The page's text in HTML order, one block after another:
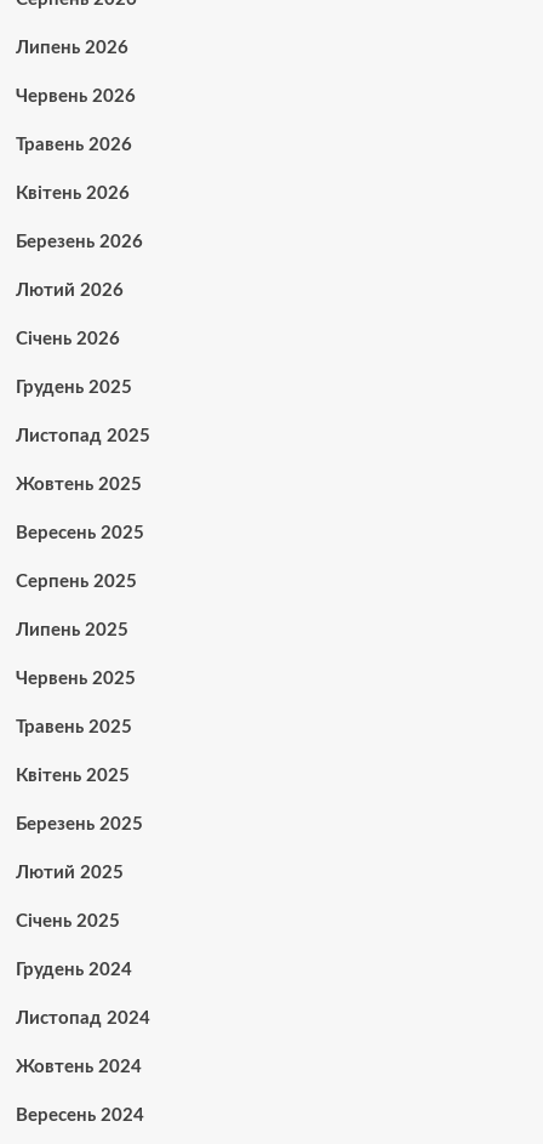
Липень 2026
Червень 2026
Травень 2026
Квітень 2026
Березень 2026
Лютий 2026
Січень 2026
Грудень 2025
Листопад 2025
Жовтень 2025
Вересень 2025
Серпень 2025
Липень 2025
Червень 2025
Травень 2025
Квітень 2025
Березень 2025
Лютий 2025
Січень 2025
Грудень 2024
Листопад 2024
Жовтень 2024
Вересень 2024